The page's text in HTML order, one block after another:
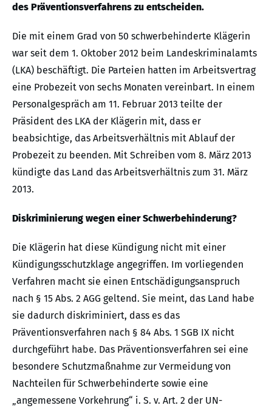
des Präventionsverfahrens zu entscheiden.
Die mit einem Grad von 50 schwerbehinderte Klägerin
war seit dem 1. Oktober 2012 beim Landeskriminalamts
(LKA) beschäftigt. Die Parteien hatten im Arbeitsvertrag
eine Probezeit von sechs Monaten vereinbart. In einem
Personalgespräch am 11. Februar 2013 teilte der
Präsident des LKA der Klägerin mit, dass er
beabsichtige, das Arbeitsverhältnis mit Ablauf der
Probezeit zu beenden. Mit Schreiben vom 8. März 2013
kündigte das Land das Arbeitsverhältnis zum 31. März
2013.
Diskriminierung wegen einer Schwerbehinderung?
Die Klägerin hat diese Kündigung nicht mit einer
Kündigungsschutzklage angegriffen. Im vorliegenden
Verfahren macht sie einen Entschädigungsanspruch
nach § 15 Abs. 2 AGG geltend. Sie meint, das Land habe
sie dadurch diskriminiert, dass es das
Präventionsverfahren nach § 84 Abs. 1 SGB IX nicht
durchgeführt habe. Das Präventionsverfahren sei eine
besondere Schutzmaßnahme zur Vermeidung von
Nachteilen für Schwerbehinderte sowie eine
„angemessene Vorkehrung“ i. S. v. Art. 2 der UN-